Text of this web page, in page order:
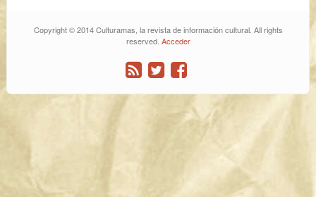
Copyright © 2014 Culturamas, la revista de información cultural. All rights
reserved. Acceder